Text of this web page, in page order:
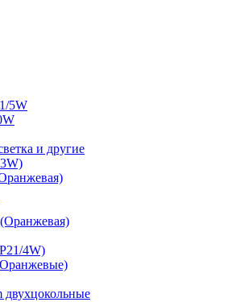
5W
и другие
4W)
двухцокольные